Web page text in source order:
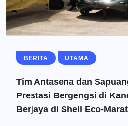
BERITA UTAMA
Tim Antasena dan
Prestasi Bergengsi di
Berjaya di Shell Eco-